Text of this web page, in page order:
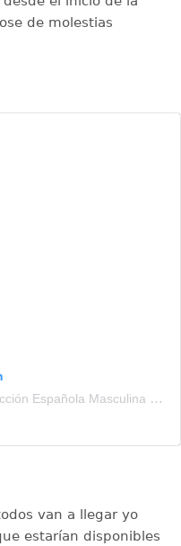
de molestias
Una publicación compartida de Selección Española Masculina de Fútbol (@sefutbol)
van a llegar yo
estarían disponibles